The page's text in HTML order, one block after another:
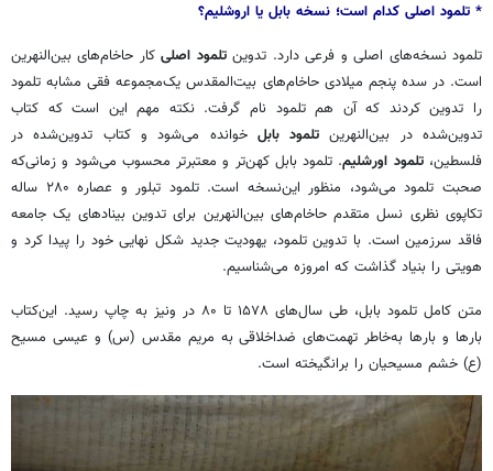
* تلمود اصلی کدام است؛ نسخه بابل یا اروشلیم؟
تلمود نسخه‌های اصلی و فرعی دارد. تدوینتلمود اصلیکار حاخام‌های بین‌النهرین
است. در سده پنجم میلادی حاخام‌های بیت‌المقدس یک‌مجموعه فقی مشابه تلمود
را تدوین کردند که آن هم تلمود نام گرفت. نکته مهم این است که کتاب
تدوین‌شده در بین‌النهرینتلمود بابل خوانده می‌شود و کتاب تدوین‌شده در
فلسطین، تلمود اورشلیم. تلمود بابل کهن‌تر و معتبرتر محسوب می‌شود و زمانی‌که
صحبت تلمود می‌شود، منظور این‌نسخه است. تلمود تبلور و عصاره ۲۸۰ ساله
تکاپوی نظری نسل متقدم حاخام‌های بین‌النهرین برای تدوین بینادهای یک جامعه
فاقد سرزمین است. با تدوین تلمود، یهودیت جدید شکل نهایی خود را پیدا کرد و
هویتی را بنیاد گذاشت که امروزه می‌شناسیم.
متن کامل تلمود بابل، طی سال‌های ۱۵۷۸ تا ۸۰ در ونیز به چاپ رسید. این‌کتاب
بارها و بارها به‌خاطر تهمت‌های ضداخلاقی به مریم مقدس (س) و عیسی مسیح
(ع) خشم مسیحیان را برانگیخته است.